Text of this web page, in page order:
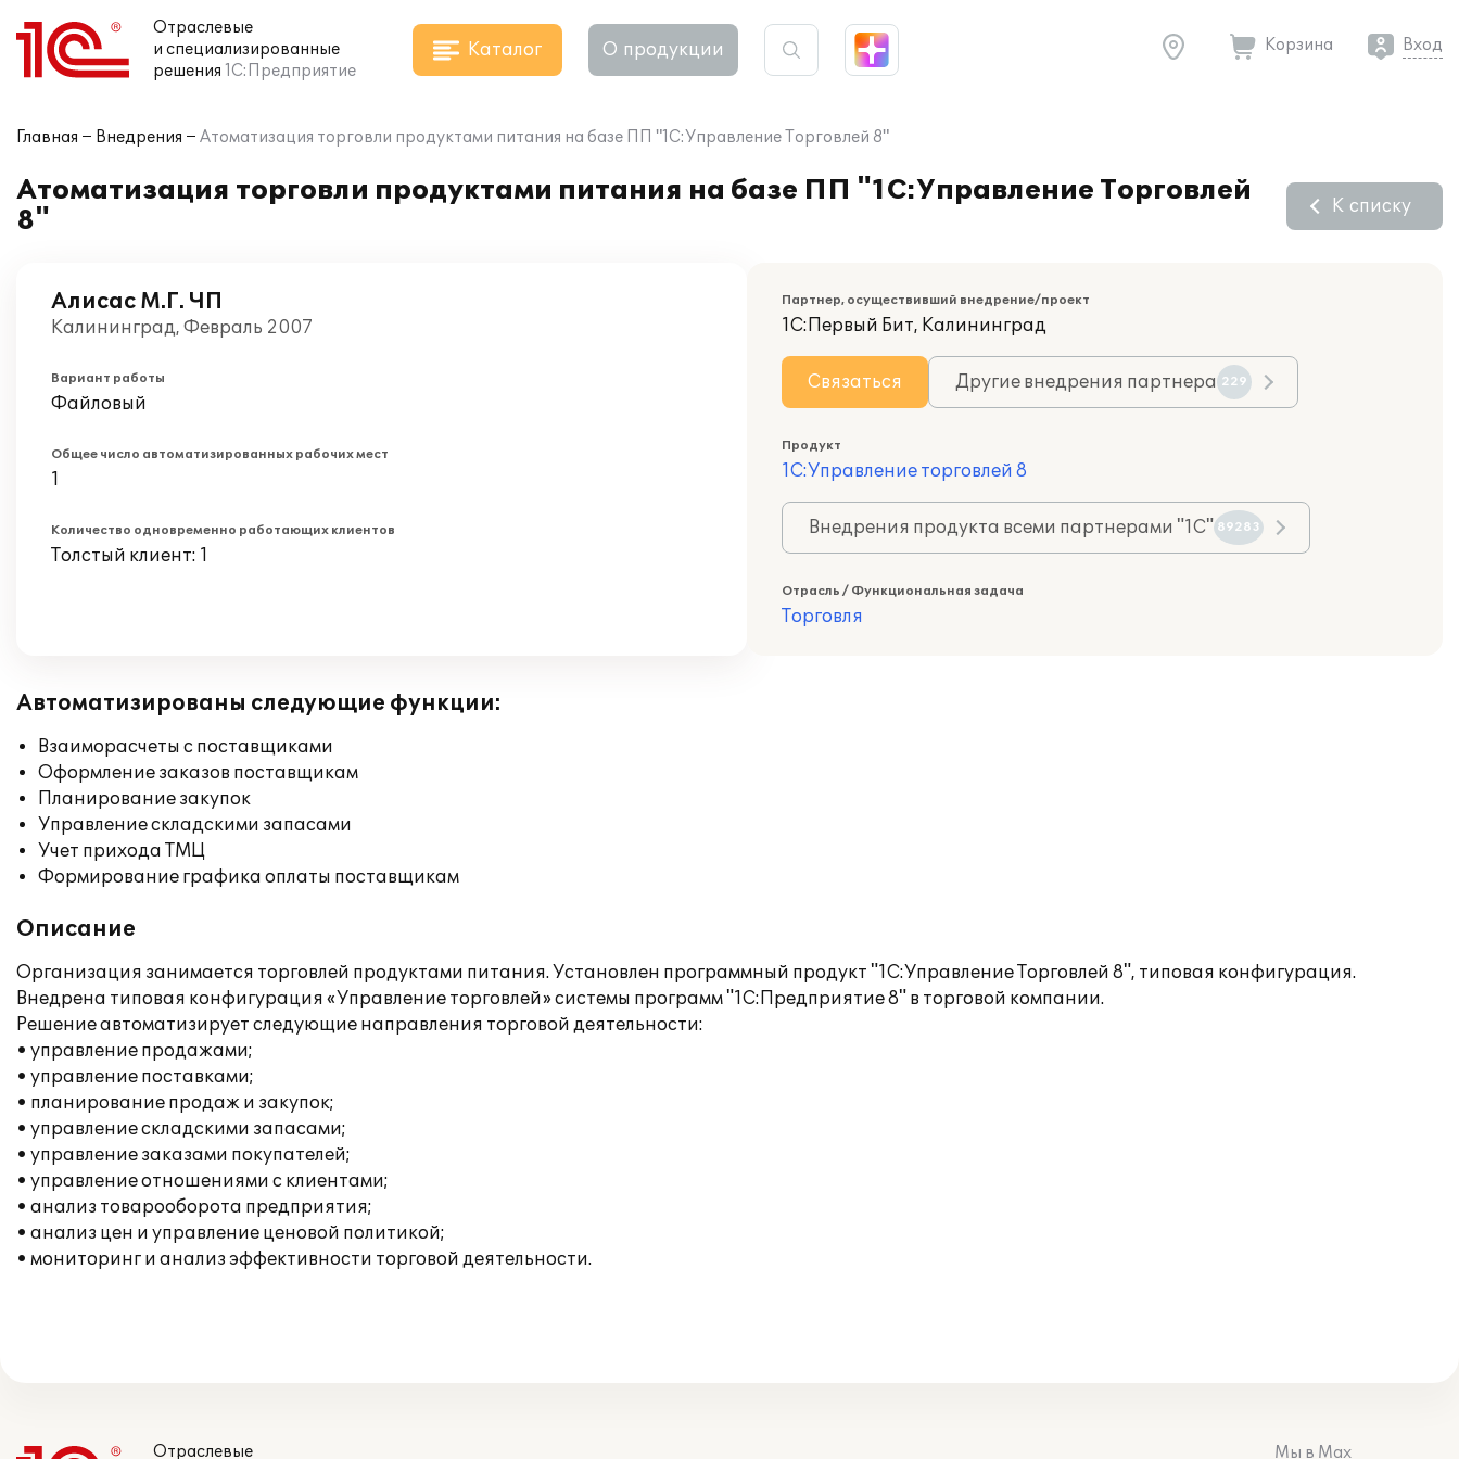
Отраслевые
и специализированные
решения 1С:Предприятие
Каталог О продукции Корзина Вход
Главная Внедрения Атоматизация торговли продуктами питания на базе ПП "1С:Управление Торговлей 8"
Атоматизация торговли продуктами питания на базе ПП "1С:Управление Торговлей
8"
К списку
Алисас М.Г. ЧП
Калининград, Февраль 2007
Вариант работы
Файловый
Общее число автоматизированных рабочих мест
1
Количество одновременно работающих клиентов
Толстый клиент: 1
Партнер, осуществивший внедрение/проект
1С:Первый Бит, Калининград
Связаться Другие внедрения партнера 229
Продукт
1С:Управление торговлей 8
Внедрения продукта всеми партнерами "1С" 89283
Отрасль / Функциональная задача
Торговля
Автоматизированы следующие функции:
Взаиморасчеты с поставщиками
Оформление заказов поставщикам
Планирование закупок
Управление складскими запасами
Учет прихода ТМЦ
Формирование графика оплаты поставщикам
Описание
Организация занимается торговлей продуктами питания. Установлен программный продукт "1С:Управление Торговлей 8", типовая конфигурация.
Внедрена типовая конфигурация «Управление торговлей» системы программ "1С:Предприятие 8" в торговой компании.
Решение автоматизирует следующие направления торговой деятельности:
• управление продажами;
• управление поставками;
• планирование продаж и закупок;
• управление складскими запасами;
• управление заказами покупателей;
• управление отношениями с клиентами;
• анализ товарооборота предприятия;
• анализ цен и управление ценовой политикой;
• мониторинг и анализ эффективности торговой деятельности.
Отраслевые Мы в Max